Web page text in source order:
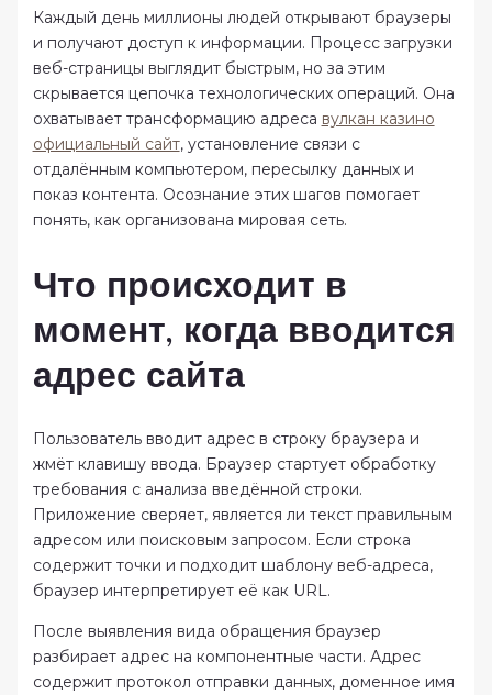
Каждый день миллионы людей открывают браузеры
и получают доступ к информации. Процесс загрузки
веб-страницы выглядит быстрым, но за этим
скрывается цепочка технологических операций. Она
охватывает трансформацию адреса вулкан казино
официальный сайт, установление связи с
отдалённым компьютером, пересылку данных и
показ контента. Осознание этих шагов помогает
понять, как организована мировая сеть.
Что происходит в
момент, когда вводится
адрес сайта
Пользователь вводит адрес в строку браузера и
жмёт клавишу ввода. Браузер стартует обработку
требования с анализа введённой строки.
Приложение сверяет, является ли текст правильным
адресом или поисковым запросом. Если строка
содержит точки и подходит шаблону веб-адреса,
браузер интерпретирует её как URL.
После выявления вида обращения браузер
разбирает адрес на компонентные части. Адрес
содержит протокол отправки данных, доменное имя